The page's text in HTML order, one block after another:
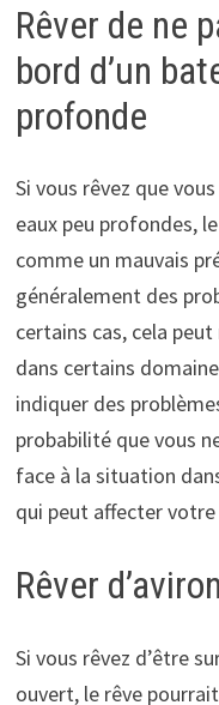
Rêver de ne
bord d’un
profonde
Si vous rêvez que
eaux peu profondes,
comme un mauvais
généralement des
certains cas, cela
dans certains
indiquer des
probabilité que vous
face à la situation
qui peut affecter votre
Rêver
Si vous rêvez d’être
ouvert, le rêve